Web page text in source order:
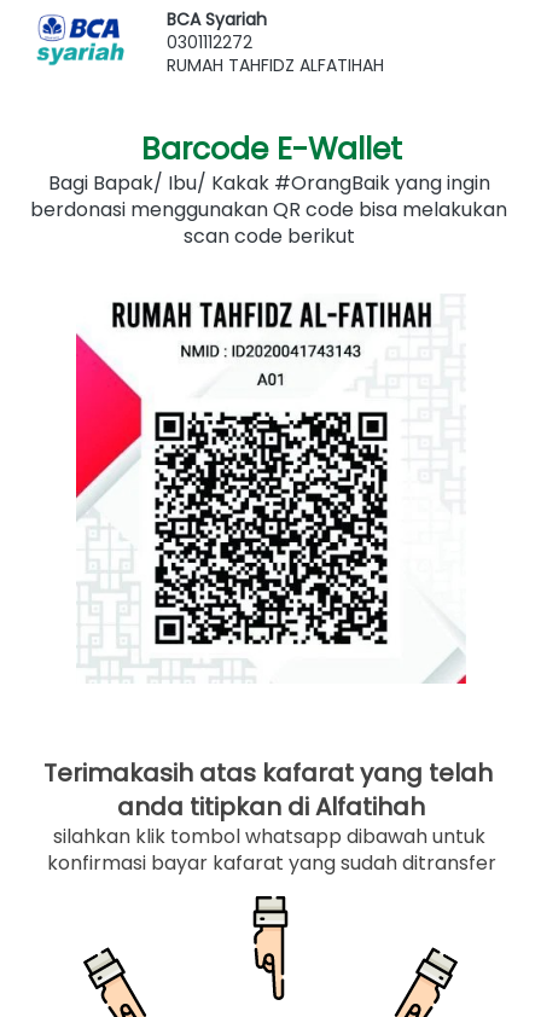
BCA Syariah
0301112272
RUMAH TAHFIDZ ALFATIHAH
Barcode E-Wallet
Bagi Bapak/ Ibu/ Kakak #OrangBaik yang ingin
berdonasi menggunakan QR code bisa melakukan
scan code berikut
Terimakasih atas kafarat yang telah
anda titipkan di Alfatihah
silahkan klik tombol whatsapp dibawah untuk
konfirmasi bayar kafarat yang sudah ditransfer